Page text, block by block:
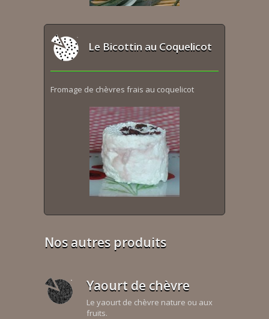
Le Bicottin au Coquelicot
Fromage de chèvres frais au coquelicot
Nos autres produits
Yaourt de chèvre
Le yaourt de chèvre nature ou aux
fruits.